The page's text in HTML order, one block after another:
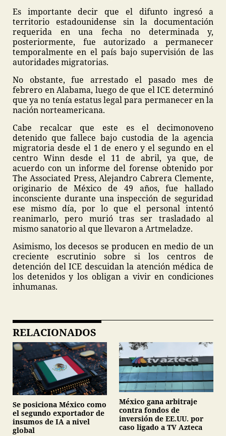
Es importante decir que el difunto ingresó a
territorio estadounidense sin la documentación
requerida en una fecha no determinada y,
posteriormente, fue autorizado a permanecer
temporalmente en el país bajo supervisión de las
autoridades migratorias.
No obstante, fue arrestado el pasado mes de
febrero en Alabama, luego de que el ICE determinó
que ya no tenía estatus legal para permanecer en la
nación norteamericana.
Cabe recalcar que este es el decimonoveno
detenido que fallece bajo custodia de la agencia
migratoria desde el 1 de enero y el segundo en el
centro Winn desde el 11 de abril, ya que, de
acuerdo con un informe del forense obtenido por
The Associated Press, Alejandro Cabrera Clemente,
originario de México de 49 años, fue hallado
inconsciente durante una inspección de seguridad
ese mismo día, por lo que el personal intentó
reanimarlo, pero murió tras ser trasladado al
mismo sanatorio al que llevaron a Artmeladze.
Asimismo, los decesos se producen en medio de un
creciente escrutinio sobre si los centros de
detención del ICE descuidan la atención médica de
los detenidos y los obligan a vivir en condiciones
inhumanas.
RELACIONADOS
Se posiciona México como
el segundo exportador de
insumos de IA a nivel
global
México gana arbitraje
contra fondos de
inversión de EE.UU. por
caso ligado a TV Azteca